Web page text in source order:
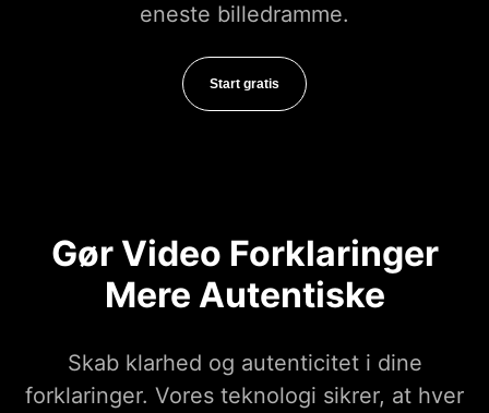
eneste billedramme.
Start gratis
Gør Video Forklaringer
Mere Autentiske
Skab klarhed og autenticitet i dine
forklaringer. Vores teknologi sikrer, at hver